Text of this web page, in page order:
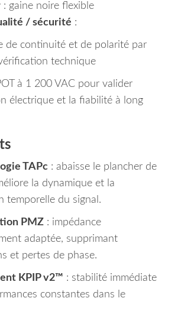
: gaine noire flexible
/ sécurité :
de continuité et de polarité par
technique
à 1 200 VAC pour valider
électrique et la fiabilité à long
TAPc : abaisse le plancher de
la dynamique et la
temporelle du signal.
PMZ : impédance
adaptée, supprimant
et pertes de phase.
KPIP v2™ : stabilité immédiate
constantes dans le